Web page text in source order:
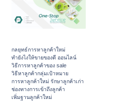
กลยุทธ์การหาลูกค้าใหม่
ทํายังไงให้ขายของดี ออนไลน์
วิธีการหาลูกค้าของ sale
วิธีหาลูกค้ากลุ่มเป้าหมาย
การหาลูกค้าใหม่ รักษาลูกค้าเก่า
ช่องทางการเข้าถึงลูกค้า
เพิ่มฐานลูกค้าใหม่